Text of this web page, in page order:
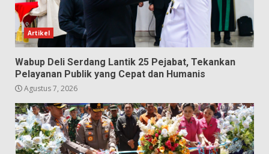
Artikel
Wabup Deli Serdang Lantik 25 Pejabat, Tekankan
Pelayanan Publik yang Cepat dan Humanis
Agustus 7, 2026